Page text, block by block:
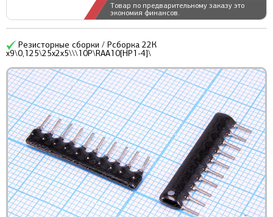
Товар по предварительному заказу это
экономия финансов.
Резисторные сборки / Рсборка 22К
x9\0,125\25x2x5\\\10P\RAA10[НР1-4]\